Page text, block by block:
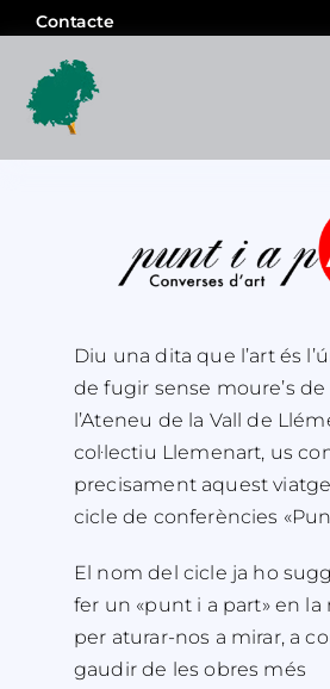
Skip
content
Contacte
Notícies
Diu una dita que l’art és
de fugir sense moure’s de
l’Ateneu de la Vall de
col·lectiu Llemenart, us
precisament aquest viatge
cicle de conferències
El nom del cicle ja ho
fer un «punt i a part» en la
per aturar-nos a mirar, a
gaudir de les obres més